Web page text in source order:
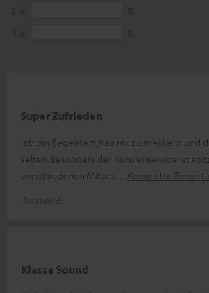
Super Zufrieden
Ich bin Begeistert,hab nix zu meckern und
selten.Besonders der Kundenservice ist
verschiedenen Mitarb
Komplette
Torsten E.
Klasse Sound